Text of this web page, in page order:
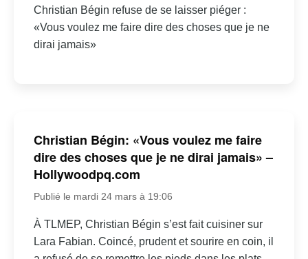
Christian Bégin refuse de se laisser piéger :
«Vous voulez me faire dire des choses que je ne
dirai jamais»
Christian Bégin: «Vous voulez me faire
dire des choses que je ne dirai jamais» –
Hollywoodpq.com
Publié le mardi 24 mars à 19:06
À TLMEP, Christian Bégin s’est fait cuisiner sur
Lara Fabian. Coincé, prudent et sourire en coin, il